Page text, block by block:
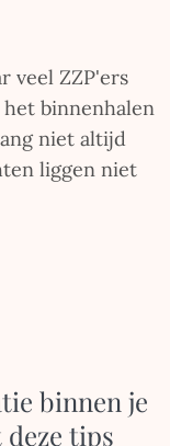
veel ZZP'ers
binnenhalen
niet altijd
liggen niet
binnen je
tips